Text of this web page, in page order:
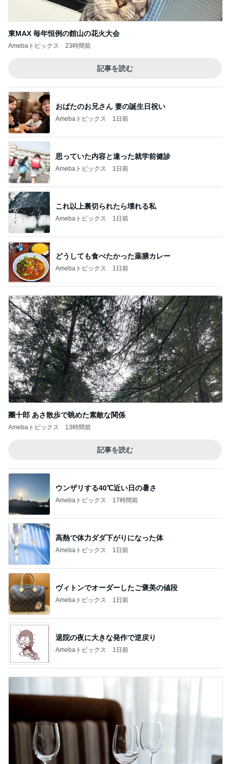
東MAX 毎年恒例の館山の花火大会
Amebaトピックス 23時間前
記事を読む
おばたのお兄さん 妻の誕生日祝い
Amebaトピックス 1日前
思っていた内容と違った就学前健診
Amebaトピックス 1日前
これ以上裏切られたら壊れる私
Amebaトピックス 1日前
どうしても食べたかった薬膳カレー
Amebaトピックス 1日前
團十郎 あさ散歩で眺めた素敵な関係
Amebaトピックス 13時間前
記事を読む
ウンザリする40℃近い日の暑さ
Amebaトピックス 17時間前
高熱で体力ダダ下がりになった体
Amebaトピックス 1日前
ヴィトンでオーダーしたご褒美の値段
Amebaトピックス 1日前
退院の夜に大きな発作で逆戻り
Amebaトピックス 1日前